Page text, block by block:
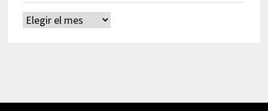
Archivos